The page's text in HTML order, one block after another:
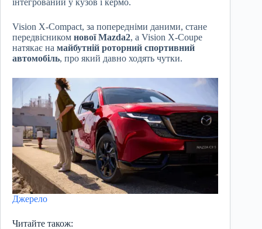
Vision X-Compact, за попередніми даними, стане
передвісником нової Mazda2, а Vision X-Coupe
натякає на майбутній роторний спортивний
автомобіль, про який давно ходять чутки.
Джерело
Читайте також: